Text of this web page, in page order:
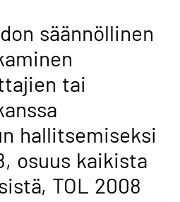
säännöllinen
tai
hallitsemiseksi
osuus kaikista
TOL 2008